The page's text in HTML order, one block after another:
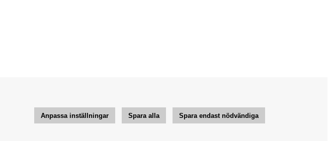
Anpassa inställningar Spara alla Spara endast nödvändiga